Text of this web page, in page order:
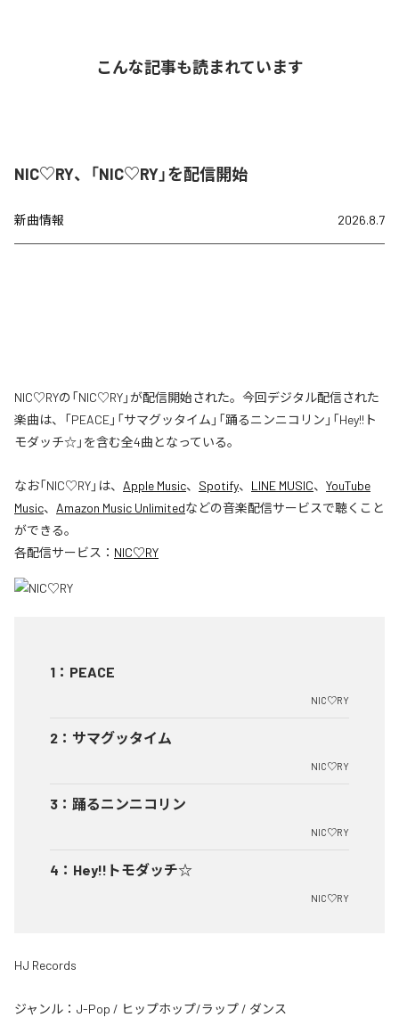
こんな記事も読まれています
NIC♡RY、「NIC♡RY」を配信開始
新曲情報 2026.8.7
NIC♡RYの「NIC♡RY」が配信開始された。今回デジタル配信された
楽曲は、「PEACE」「サマグッタイム」「踊るニンニコリン」「Hey!!ト
モダッチ☆」を含む全4曲となっている。
なお「NIC♡RY」は、 Apple Music、 Spotify、 LINE MUSIC、 YouTube
Music、 Amazon Music Unlimitedなどの音楽配信サービスで聴くこと
ができる。
各配信サービス： NIC♡RY
1 ： PEACE
NIC♡RY
2 ： サマグッタイム
NIC♡RY
3 ： 踊るニンニコリン
NIC♡RY
4 ： Hey!!トモダッチ☆
NIC♡RY
HJ Records
ジャンル： J-Pop / ヒップホップ/ラップ / ダンス